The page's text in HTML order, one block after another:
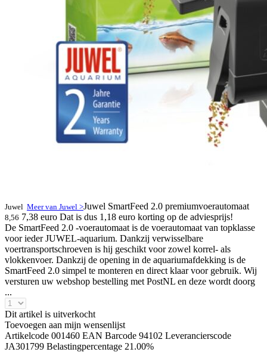
Juwel Meer van Juwel >Juwel SmartFeed 2.0 premiumvoerautomaat
8,56 7,38 euro Dat is dus 1,18 euro korting op de adviesprijs!
De SmartFeed 2.0 -voerautomaat is de voerautomaat van topklasse
voor ieder JUWEL-aquarium. Dankzij verwisselbare
voertransportschroeven is hij geschikt voor zowel korrel- als
vlokkenvoer. Dankzij de opening in de aquariumafdekking is de
SmartFeed 2.0 simpel te monteren en direct klaar voor gebruik. Wij
versturen uw webshop bestelling met PostNL en deze wordt doorg
...
Dit artikel is uitverkocht
Toevoegen aan mijn wensenlijst
Artikelcode 001460 EAN Barcode 94102 Leverancierscode
JA301799 Belastingpercentage 21.00%